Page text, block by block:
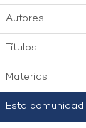
Autores
Títulos
Materias
Esta comunidad